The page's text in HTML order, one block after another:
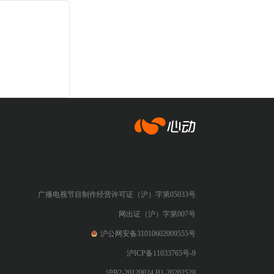
广播电视节目制作经营许可证（沪）字第05033号
网出证（沪）字第007号
沪公网安备31010602009555号
沪ICP备11033765号-9
心动网络